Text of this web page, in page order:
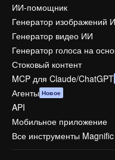
ИИ-помощник
Генератор изображений
Генератор видео ИИ
Генератор голоса на
Стоковый контент
MCP для Claude/ChatGPT
Агенты Новое
API
Мобильное приложение
Все инструменты Magnific